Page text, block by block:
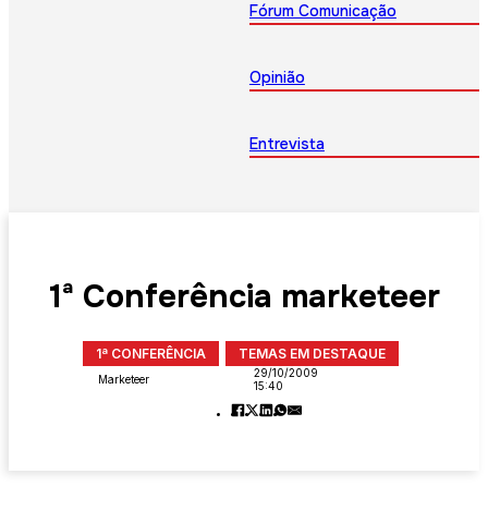
Fórum Comunicação
Opinião
Entrevista
1ª Conferência marketeer
1ª CONFERÊNCIA TEMAS EM DESTAQUE
Marketeer
29/10/2009
15:40